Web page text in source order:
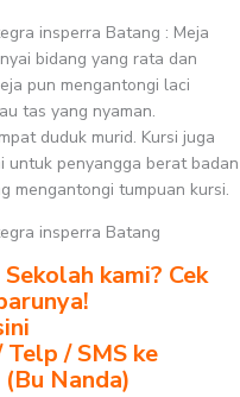
insperra Batang : Meja
bidang yang rata dan
pun mengantongi laci
tas yang nyaman.
duduk murid. Kursi juga
untuk penyangga berat badan
mengantongi tumpuan kursi.
insperra Batang
kami? Cek
/ SMS ke
Nanda)